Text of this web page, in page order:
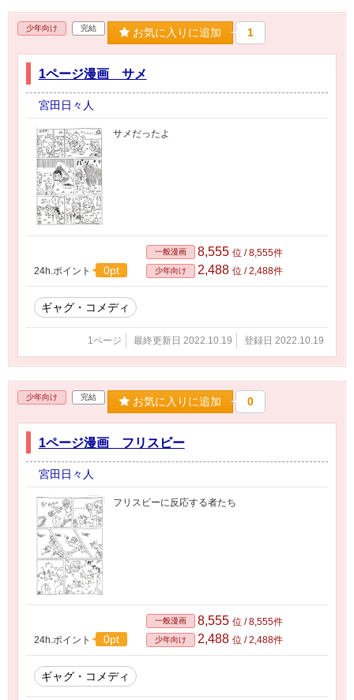
少年向け 完結 お気に入りに追加 1
1ページ漫画 サメ
宮田日々人
サメだったよ
24h.ポイント 0pt
一般漫画 8,555 位 / 8,555件
少年向け 2,488 位 / 2,488件
ギャグ・コメディ
1ページ 最終更新日 2022.10.19 登録日 2022.10.19
少年向け 完結 お気に入りに追加 0
1ページ漫画 フリスビー
宮田日々人
フリスビーに反応する者たち
24h.ポイント 0pt
一般漫画 8,555 位 / 8,555件
少年向け 2,488 位 / 2,488件
ギャグ・コメディ